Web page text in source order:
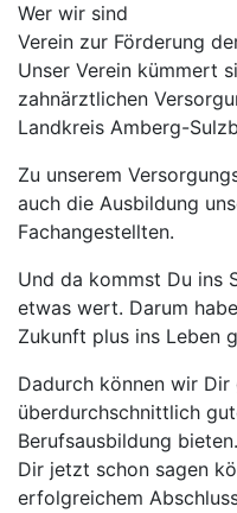
Wer wir sind
Verein zur Förderung
Unser Verein kümmert
zahnärztlichen
Landkreis Amberg-
Zu unserem
auch die Ausbildung
Fachangestellten.
Und da kommst Du ins
etwas wert. Darum
Zukunft plus ins Leben
Dadurch können wir Dir
überdurchschnittlich
Berufsausbildung
Dir jetzt schon sagen
erfolgreichem